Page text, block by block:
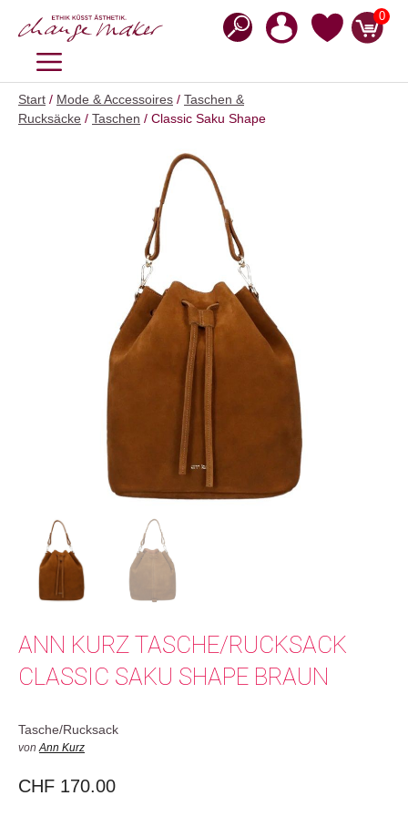
Inhalt
0
MENÜ
Start / Mode & Accessoires / Taschen &
Rucksäcke / Taschen / Classic Saku Shape
ANN KURZ TASCHE/RUCKSACK
CLASSIC SAKU SHAPE BRAUN
Tasche/Rucksack
vonAnn Kurz
CHF 170.00